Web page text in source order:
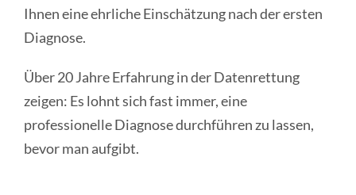
Ihnen eine ehrliche Einschätzung nach der ersten
Diagnose.
Über 20 Jahre Erfahrung in der Datenrettung
zeigen: Es lohnt sich fast immer, eine
professionelle Diagnose durchführen zu lassen,
bevor man aufgibt.